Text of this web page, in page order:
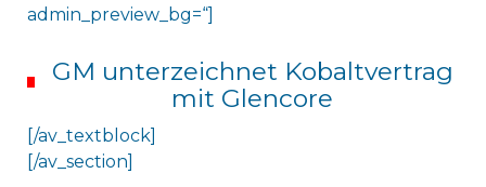
admin_preview_bg=“]
GM unterzeichnet Kobaltvertrag
mit Glencore
[/av_textblock]
[/av_section]